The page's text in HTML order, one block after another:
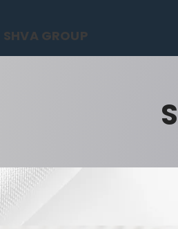
SHVA GROUP